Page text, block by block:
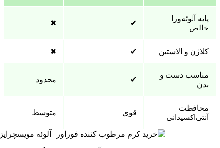
پایه آلوئه‌ورا
خالص
✔
✖
کلاژن و الاستین ✔
✖
مناسب دست و
بدن
✔ محدود
محافظت
آنتی‌اکسیدانی
قوی متوسط